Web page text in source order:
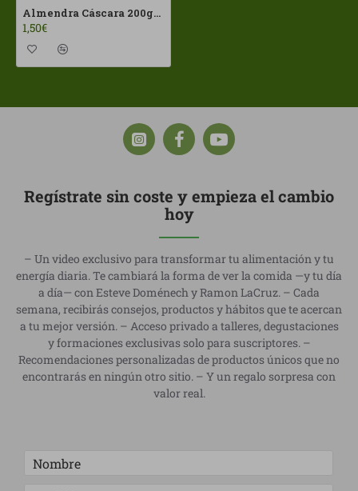
Almendra Cáscara 200gr aprox ECO
1,50€
Regístrate sin coste y empieza el cambio
hoy
– Un video exclusivo para transformar tu alimentación y tu
energía diaria. Te cambiará la forma de ver la comida —y tu día
a día— con Esteve Doménech y Ramon LaCruz. – Cada
semana, recibirás consejos, productos y hábitos que te acercan
a tu mejor versión. – Acceso privado a talleres, degustaciones
y formaciones exclusivas solo para suscriptores. –
Recomendaciones personalizadas de productos únicos que no
encontrarás en ningún otro sitio. – Y un regalo sorpresa con
valor real.